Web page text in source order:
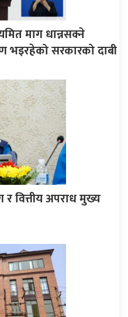
माग धान्नसक्ने
भइरहेको सरकारको दाबी
वित्तीय अपराध मुख्य